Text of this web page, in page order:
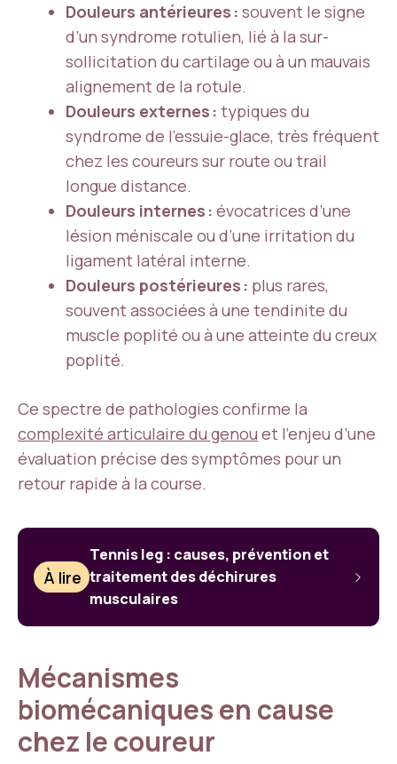
Douleurs antérieures : souvent le signe
d’un syndrome rotulien, lié à la sur-
sollicitation du cartilage ou à un mauvais
alignement de la rotule.
Douleurs externes : typiques du
syndrome de l’essuie-glace, très fréquent
chez les coureurs sur route ou trail
longue distance.
Douleurs internes : évocatrices d’une
lésion méniscale ou d’une irritation du
ligament latéral interne.
Douleurs postérieures : plus rares,
souvent associées à une tendinite du
muscle poplité ou à une atteinte du creux
poplité.
Ce spectre de pathologies confirme la
complexité articulaire du genou et l’enjeu d’une
évaluation précise des symptômes pour un
retour rapide à la course.
À lire
Tennis leg : causes, prévention et
traitement des déchirures
musculaires
Mécanismes
biomécaniques en cause
chez le coureur